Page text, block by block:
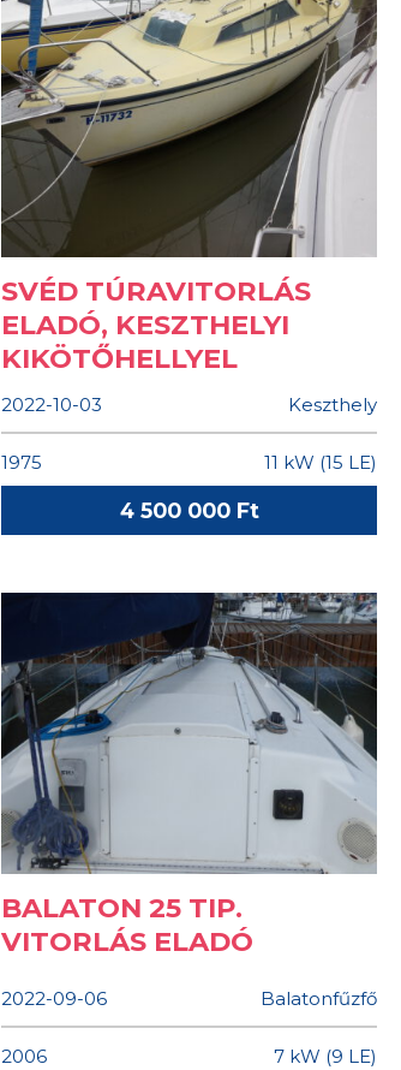
SVÉD TÚRAVITORLÁS
ELADÓ, KESZTHELYI
KIKÖTŐHELLYEL
2022-10-03 Keszthely
1975 11 kW (15 LE)
4 500 000 Ft
BALATON 25 TIP.
VITORLÁS ELADÓ
2022-09-06 Balatonfűzfő
2006 7 kW (9 LE)